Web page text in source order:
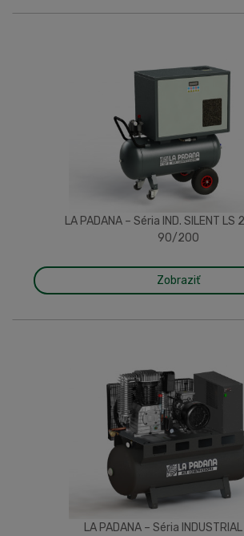
LA PADANA – Séria IND. SILENT
90/200
Zobraziť
LA PADANA – Séria